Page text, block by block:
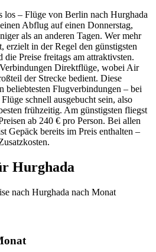
los – Flüge von Berlin nach Hurghada
Abflug auf einen Donnerstag,
als an anderen Tagen. Wer mehr
erzielt in der Regel den günstigsten
die Preise freitags am attraktivsten.
Direktflüge, wobei Air
der Strecke bedient. Diese
beliebtesten Flugverbindungen – bei
schnell ausgebucht sein, also
frühzeitig. Am günstigsten fliegst
ab 240 € pro Person. Bei allen
Gepäck bereits im Preis enthalten –
Hurghada
nach Hurghada nach Monat